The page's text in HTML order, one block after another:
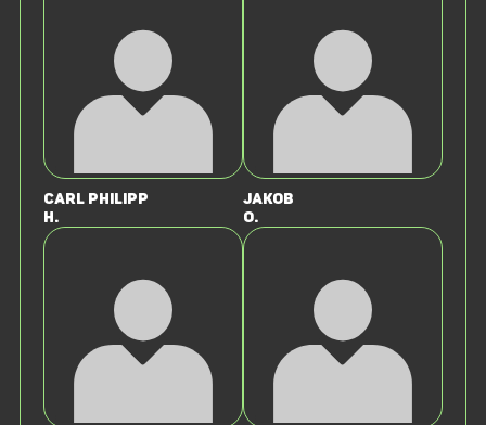
Carl Philipp
H.
Jakob
O.